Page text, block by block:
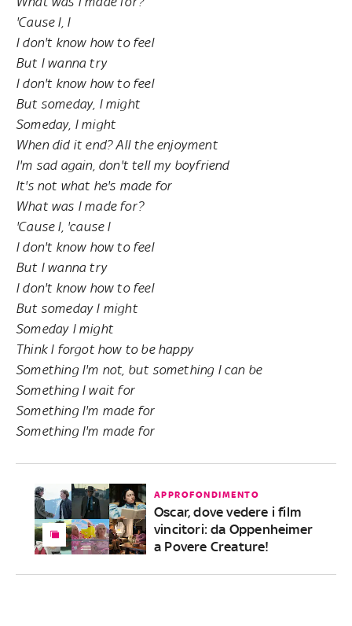
'Cause I, I
I don't know how to feel
But I wanna try
I don't know how to feel
But someday, I might
Someday, I might
When did it end? All the enjoyment
I'm sad again, don't tell my boyfriend
It's not what he's made for
What was I made for?
'Cause I, 'cause I
I don't know how to feel
But I wanna try
I don't know how to feel
But someday I might
Someday I might
Think I forgot how to be happy
Something I'm not, but something I can be
Something I wait for
Something I'm made for
Something I'm made for
APPROFONDIMENTO
Oscar, dove vedere i film
vincitori: da Oppenheimer
a Povere Creature!